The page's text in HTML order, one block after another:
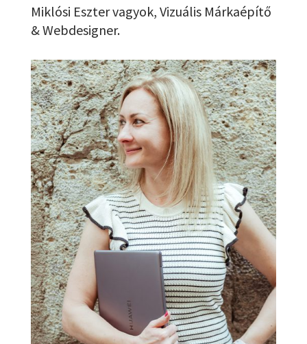
Miklósi Eszter vagyok, Vizuális Márkaépítő
& Webdesigner.